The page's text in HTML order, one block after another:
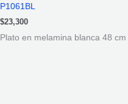
P1061BL
$23,300
Plato en melamina blanca 48 cm